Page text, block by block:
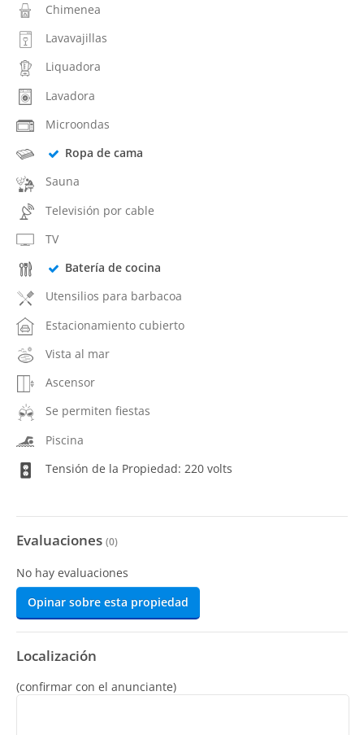
Chimenea
Lavavajillas
Liquadora
Lavadora
Microondas
Ropa de cama
Sauna
Televisión por cable
TV
Batería de cocina
Utensilios para barbacoa
Estacionamiento cubierto
Vista al mar
Ascensor
Se permiten fiestas
Piscina
Tensión de la Propiedad: 220 volts
Evaluaciones (0)
No hay evaluaciones
Opinar sobre esta propiedad
Localización
(confirmar con el anunciante)